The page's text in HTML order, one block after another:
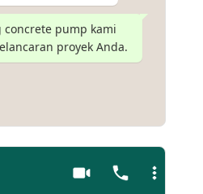
concrete pump kami
proyek Anda.